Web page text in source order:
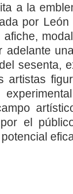
a la
por
adelante
sesenta,
el